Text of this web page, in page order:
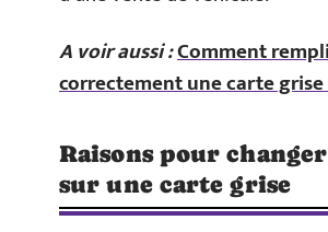
A voir aussi :Comment
correctement une carte grise
Raisons pour
sur une carte grise